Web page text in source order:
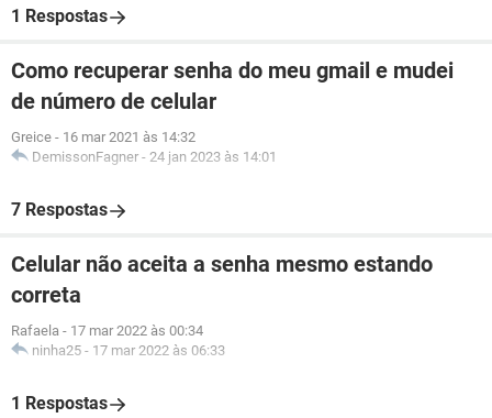
1 Respostas
Como recuperar senha do meu gmail e mudei
de número de celular
Greice - 16 mar 2021 às 14:32
DemissonFagner - 24 jan 2023 às 14:01
7 Respostas
Celular não aceita a senha mesmo estando
correta
Rafaela - 17 mar 2022 às 00:34
ninha25 - 17 mar 2022 às 06:33
1 Respostas